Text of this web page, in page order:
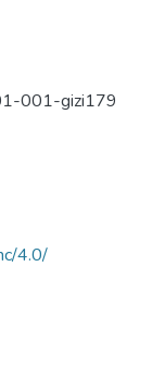
001-gizi179
4.0/